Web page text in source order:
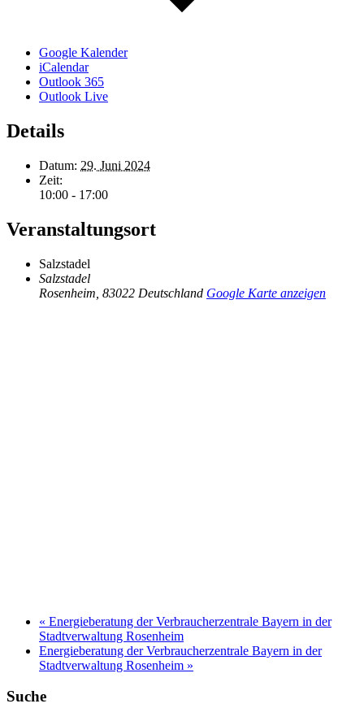
Google Kalender
iCalendar
Outlook 365
Outlook Live
Details
Datum: 29. Juni 2024
Zeit:
10:00 - 17:00
Veranstaltungsort
Salzstadel
Salzstadel
Rosenheim 83022 Deutschland Google Karte anzeigen
« Energieberatung der Verbraucherzentrale Bayern in der
Stadtverwaltung Rosenheim
Energieberatung der Verbraucherzentrale Bayern in der
Stadtverwaltung Rosenheim »
Suche